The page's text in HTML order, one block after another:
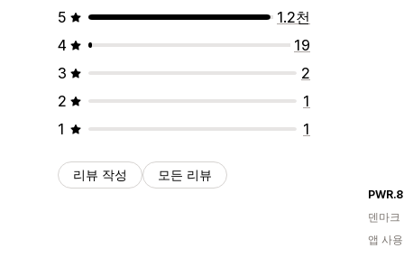
5
1.2천
4
19
3
2
2
1
1
1
리뷰 작성 모든 리뷰
덴마크
앱 사